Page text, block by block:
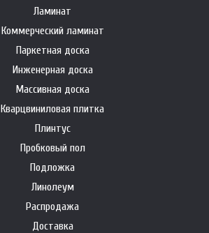
Ламинат
Коммерческий ламинат
Паркетная доска
Инженерная доска
Массивная доска
Кварцвиниловая плитка
Плинтус
Пробковый пол
Подложка
Линолеум
Распродажа
Доставка